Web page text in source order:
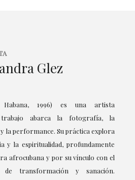
Glez
1996) es una artista
trabajo abarca la fotografía, la
la performance. Su práctica explora
y la espiritualidad, profundamente
afrocubana y por su vínculo con el
transformación y sanación.